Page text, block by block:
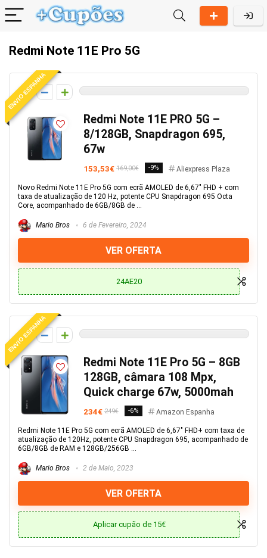
Redmi Note 11E Pro 5G
ENVIO ESPANHA
0
Redmi Note 11E PRO 5G –
8/128GB, Snapdragon 695,
67w
153,53€ 169,00€ -9% Aliexpress Plaza
Novo Redmi Note 11E Pro 5G com ecrã AMOLED de 6,67" FHD + com
taxa de atualização de 120 Hz, potente CPU Snapdragon 695 Octa
Core, acompanhado de 6GB/8GB de ...
Mario Bros 6 de Fevereiro, 2024
VER OFERTA
24AE20
ENVIO ESPANHA
0
Redmi Note 11E Pro 5G – 8GB
128GB, câmara 108 Mpx,
Quick charge 67w, 5000mah
234€ 249€ -6% Amazon Espanha
Redmi Note 11E Pro 5G com ecrã AMOLED de 6,67″ FHD+ com taxa de
atualização de 120Hz, potente CPU Snapdragon 695, acompanhado de
6GB/8GB de RAM e 128GB/256GB ...
Mario Bros 2 de Maio, 2023
VER OFERTA
Aplicar cupão de 15€